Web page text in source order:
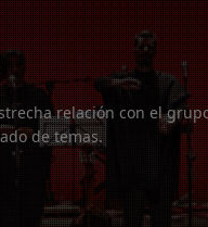
relación con el
de temas.